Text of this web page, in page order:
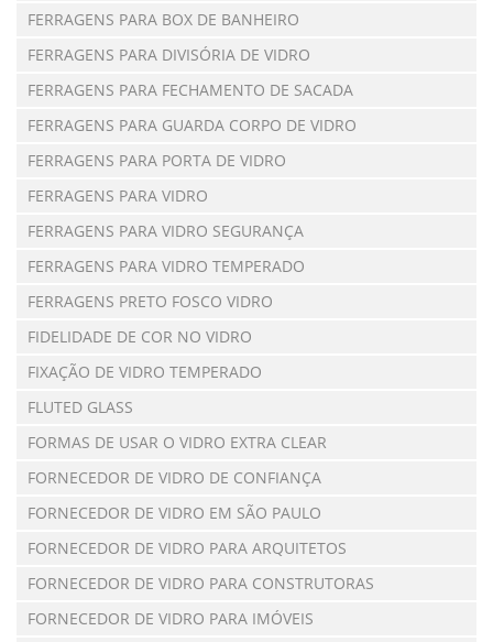
FERRAGENS PARA BOX DE BANHEIRO
FERRAGENS PARA DIVISÓRIA DE VIDRO
FERRAGENS PARA FECHAMENTO DE SACADA
FERRAGENS PARA GUARDA CORPO DE VIDRO
FERRAGENS PARA PORTA DE VIDRO
FERRAGENS PARA VIDRO
FERRAGENS PARA VIDRO SEGURANÇA
FERRAGENS PARA VIDRO TEMPERADO
FERRAGENS PRETO FOSCO VIDRO
FIDELIDADE DE COR NO VIDRO
FIXAÇÃO DE VIDRO TEMPERADO
FLUTED GLASS
FORMAS DE USAR O VIDRO EXTRA CLEAR
FORNECEDOR DE VIDRO DE CONFIANÇA
FORNECEDOR DE VIDRO EM SÃO PAULO
FORNECEDOR DE VIDRO PARA ARQUITETOS
FORNECEDOR DE VIDRO PARA CONSTRUTORAS
FORNECEDOR DE VIDRO PARA IMÓVEIS